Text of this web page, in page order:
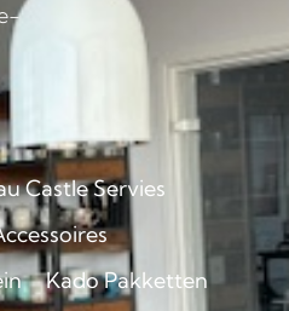
Castle Servies
Kado Pakketten